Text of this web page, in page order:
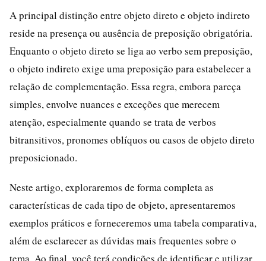
A principal distinção entre objeto direto e objeto indireto
reside na presença ou ausência de preposição obrigatória.
Enquanto o objeto direto se liga ao verbo sem preposição,
o objeto indireto exige uma preposição para estabelecer a
relação de complementação. Essa regra, embora pareça
simples, envolve nuances e exceções que merecem
atenção, especialmente quando se trata de verbos
bitransitivos, pronomes oblíquos ou casos de objeto direto
preposicionado.
Neste artigo, exploraremos de forma completa as
características de cada tipo de objeto, apresentaremos
exemplos práticos e forneceremos uma tabela comparativa,
além de esclarecer as dúvidas mais frequentes sobre o
tema. Ao final, você terá condições de identificar e utilizar